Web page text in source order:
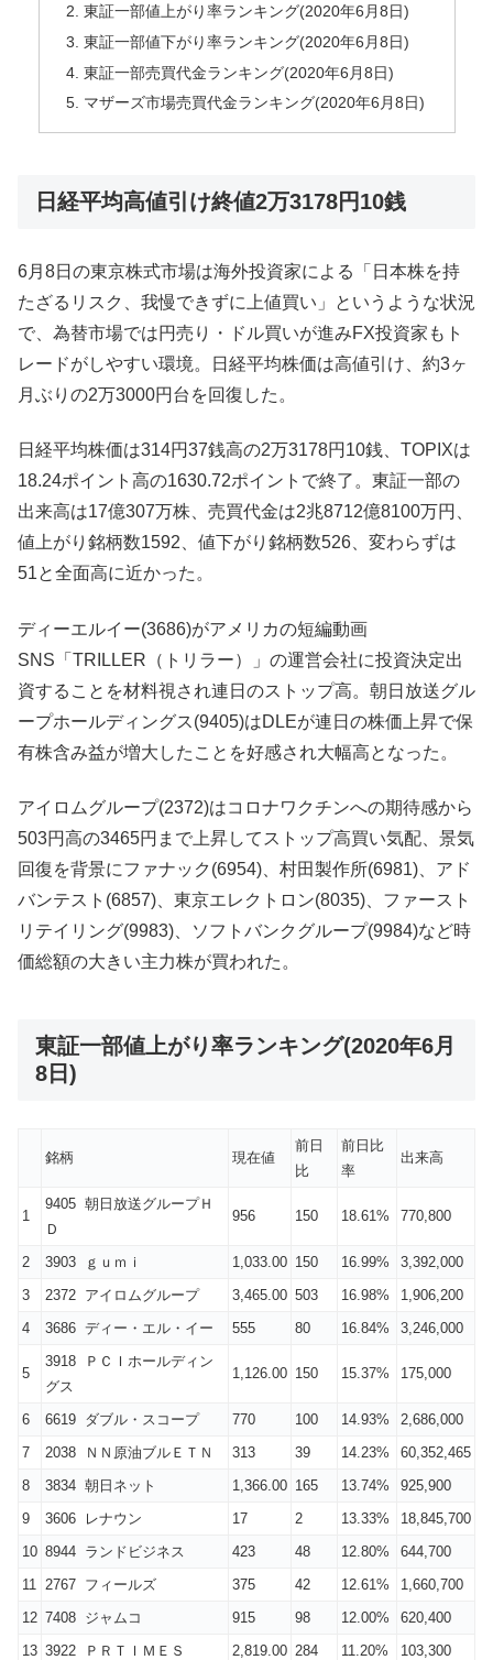
東証一部値上がり率ランキング(2020年6月8日)
東証一部値下がり率ランキング(2020年6月8日)
東証一部売買代金ランキング(2020年6月8日)
マザーズ市場売買代金ランキング(2020年6月8日)
日経平均高値引け終値2万3178円10銭
6月8日の東京株式市場は海外投資家による「日本株を持
たざるリスク、我慢できずに上値買い」というような状況
で、為替市場では円売り・ドル買いが進みFX投資家もト
レードがしやすい環境。日経平均株価は高値引け、約3ヶ
月ぶりの2万3000円台を回復した。
日経平均株価は314円37銭高の2万3178円10銭、TOPIXは
18.24ポイント高の1630.72ポイントで終了。東証一部の
出来高は17億307万株、売買代金は2兆8712億8100万円、
値上がり銘柄数1592、値下がり銘柄数526、変わらずは
51と全面高に近かった。
ディーエルイー(3686)がアメリカの短編動画
SNS「TRILLER（トリラー）」の運営会社に投資決定出
資することを材料視され連日のストップ高。朝日放送グル
ープホールディングス(9405)はDLEが連日の株価上昇で保
有株含み益が増大したことを好感され大幅高となった。
アイロムグループ(2372)はコロナワクチンへの期待感から
503円高の3465円まで上昇してストップ高買い気配、景気
回復を背景にファナック(6954)、村田製作所(6981)、アド
バンテスト(6857)、東京エレクトロン(8035)、ファースト
リテイリング(9983)、ソフトバンクグループ(9984)など時
価総額の大きい主力株が買われた。
東証一部値上がり率ランキング(2020年6月
8日)
銘柄 現在値
前日
比
前日比
率
出来高
1
9405 朝日放送グループＨ
Ｄ
956 150 18.61% 770,800
2 3903 ｇｕｍｉ 1,033.00 150 16.99%
3,392,000
3
2372 アイロムグループ 3,465.00 503 16.98%
1,906,200
4
3686 ディー・エル・イー 555 80 16.84% 3,246,000
5
3918 ＰＣＩホールディン
グス
1,126.00 150 15.37% 175,000
6 6619 ダブル・スコープ 770 100 14.93%
2,686,000
7
2038 ＮＮ原油ブルＥＴＮ 313 39 14.23%
60,352,465
8
3834 朝日ネット 1,366.00 165 13.74%
925,900
9
3606 レナウン 17 2 13.33%
18,845,700
10 8944 ランドビジネス 423 48 12.80%
644,700
11
2767 フィールズ 375 42 12.61%
1,660,700
12 7408 ジャムコ 915 98 12.00%
620,400
13 3922 ＰＲＴＩＭＥＳ 2,819.00 284 11.20% 103,300